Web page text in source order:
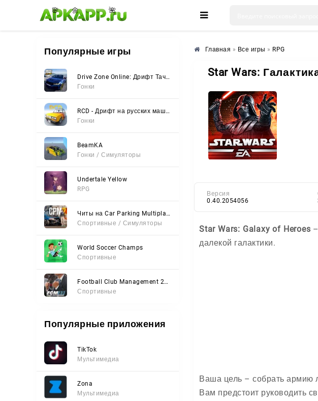
🌸 🌼 🌺
Популярные игры
Drive Zone Online: Дрифт Тачки
Гонки
RCD - Дрифт на русских машинах
Гонки
BeamKA
Гонки / Симуляторы
Undertale Yellow
RPG
Читы на Car Parking Multiplayer 2 (Все открыто, Мод-Меню)
Спортивные / Симуляторы
World Soccer Champs
Спортивные
Football Club Management 2023
Спортивные
Популярные приложения
TikTok
Мультимедиа
Zona
Мультимедиа
Главная » Все игры » RPG
Star Wars:
Версия
0.40.2054056
Star Wars: Galaxy of Heroes
далекой галактики.
Ваша цель – собрать армию
Вам предстоит руководить